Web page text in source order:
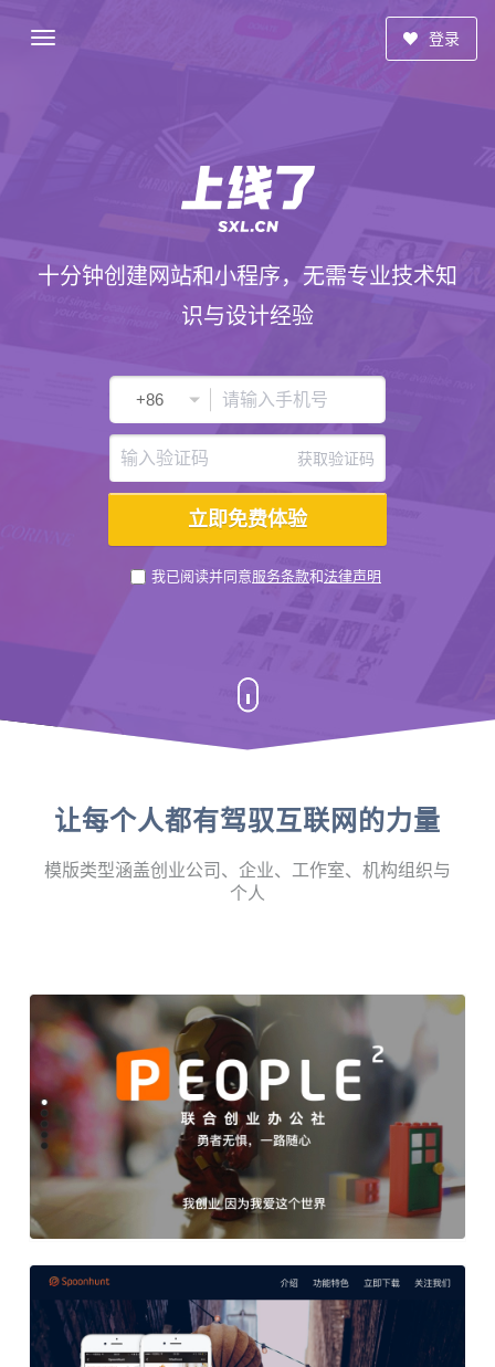
登录
十分钟创建网站和小程序，无需专业技术知
识与设计经验
获取验证码
我已阅读并同意服务条款和法律声明
让每个人都有驾驭互联网的力量
模版类型涵盖创业公司、企业、工作室、机构组织与
个人